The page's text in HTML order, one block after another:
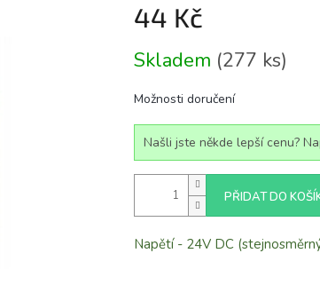
44 Kč
cena:
Skladem (277 ks)
Možnosti doručení
Našli jste někde lepší cenu?
PŘIDAT DO
Napětí - 24V DC